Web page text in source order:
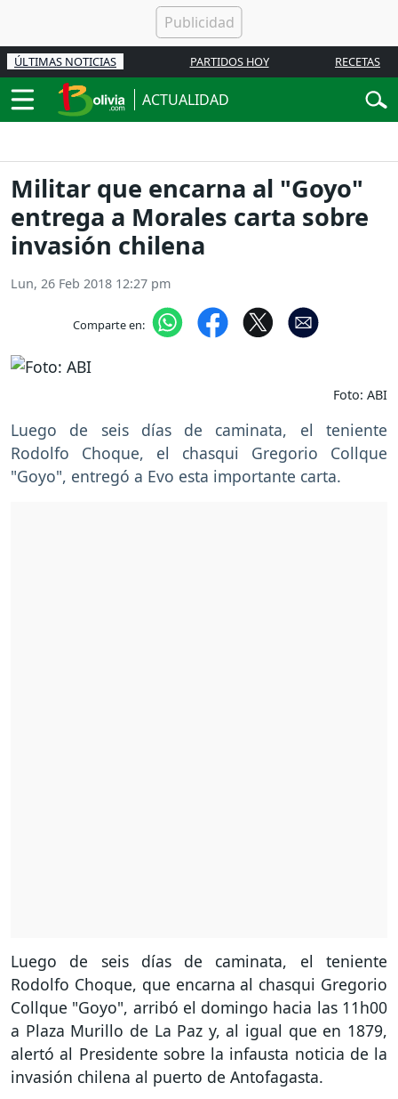
ÚLTIMAS NOTICIAS PARTIDOS HOY RECETAS
ACTUALIDAD
Militar que encarna al "Goyo"
entrega a Morales carta sobre
invasión chilena
Lun, 26 Feb 2018 12:27 pm
Comparte en:
Foto: ABI
Luego de seis días de caminata, el teniente
Rodolfo Choque, el chasqui Gregorio Collque
"Goyo", entregó a Evo esta importante carta.
Luego de seis días de caminata, el teniente
Rodolfo Choque, que encarna al chasqui Gregorio
Collque "Goyo", arribó el domingo hacia las 11h00
a Plaza Murillo de La Paz y, al igual que en 1879,
alertó al Presidente sobre la infausta noticia de la
invasión chilena al puerto de Antofagasta.